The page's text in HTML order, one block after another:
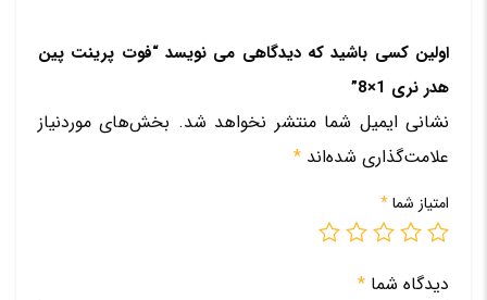
اولین کسی باشید که دیدگاهی می نویسد “فوت پرینت پین
هدر نری 1×8”
نشانی ایمیل شما منتشر نخواهد شد. بخش‌های موردنیاز
علامت‌گذاری شده‌اند *
امتیاز شما*
دیدگاه شما *